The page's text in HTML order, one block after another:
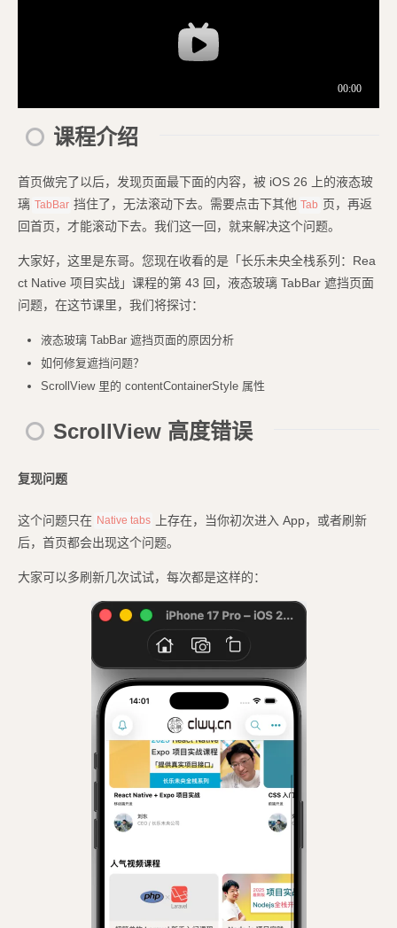
课程介绍
首页做完了以后，发现页面最下面的内容，被 iOS 26 上的液态玻
璃 TabBar 挡住了，无法滚动下去。需要点击下其他 Tab 页，再返
回首页，才能滚动下去。我们这一回，就来解决这个问题。
大家好，这里是东哥。您现在收看的是「长乐未央全栈系列：Rea
ct Native 项目实战」课程的第 43 回，液态玻璃 TabBar 遮挡页面
问题，在这节课里，我们将探讨：
液态玻璃 TabBar 遮挡页面的原因分析
如何修复遮挡问题？
ScrollView 里的 contentContainerStyle 属性
ScrollView 高度错误
复现问题
这个问题只在 Native tabs
上存在，当你初次进入 App，或者刷新
后，首页都会出现这个问题。
大家可以多刷新几次试试，每次都是这样的：